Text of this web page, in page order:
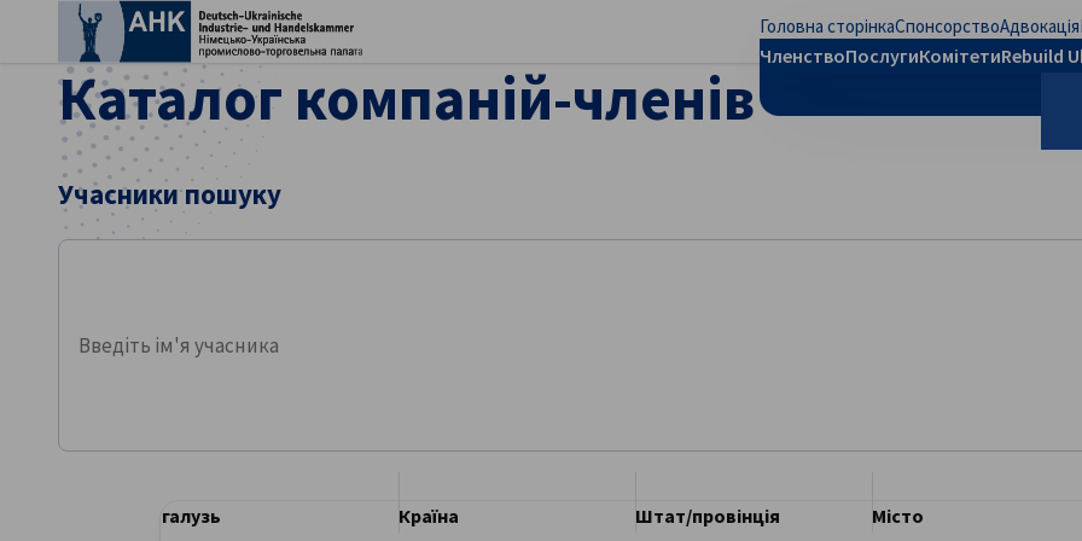
Головна сторінкаСпонсорствоАдвокація
ЧленствоПослугиКомітетиRebuild
Каталог компаній-членів
Учасники пошуку
галузь
Країна
Штат/провінція
Місто